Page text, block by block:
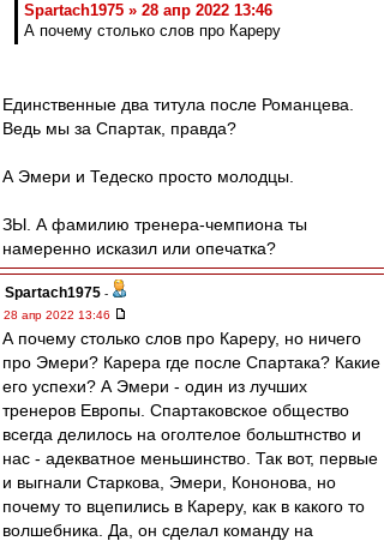
Spartach1975 » 28 апр 2022 13:46
А почему столько слов про Кареру
Единственные два титула после Романцева.
Ведь мы за Спартак, правда?
А Эмери и Тедеско просто молодцы.
ЗЫ. А фамилию тренера-чемпиона ты
намеренно исказил или опечатка?
Spartach1975 -
28 апр 2022 13:46
А почему столько слов про Кареру, но ничего
про Эмери? Карера где после Спартака? Какие
его успехи? А Эмери - один из лучших
тренеров Европы. Спартаковское общество
всегда делилось на оголтелое больштнство и
нас - адекватное меньшинство. Так вот, первые
и выгнали Старкова, Эмери, Кононова, но
почему то вцепились в Кареру, как в какого то
волшебника. Да, он сделал команду на